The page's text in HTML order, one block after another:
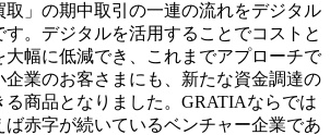
取」の期中取引の一連の流れをデジタル
。デジタルを活用することでコストと
大幅に低減でき、これまでアプローチで
企業のお客さまにも、新たな資金調達の
商品となりました。GRATIAならでは
赤字が続いているベンチャー企業であ